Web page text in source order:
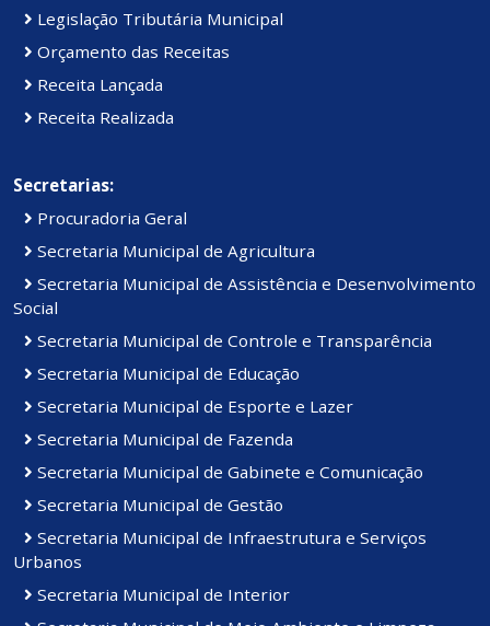
Legislação Tributária Municipal
Orçamento das Receitas
Receita Lançada
Receita Realizada
Secretarias:
Procuradoria Geral
Secretaria Municipal de Agricultura
Secretaria Municipal de Assistência e Desenvolvimento
Social
Secretaria Municipal de Controle e Transparência
Secretaria Municipal de Educação
Secretaria Municipal de Esporte e Lazer
Secretaria Municipal de Fazenda
Secretaria Municipal de Gabinete e Comunicação
Secretaria Municipal de Gestão
Secretaria Municipal de Infraestrutura e Serviços
Urbanos
Secretaria Municipal de Interior